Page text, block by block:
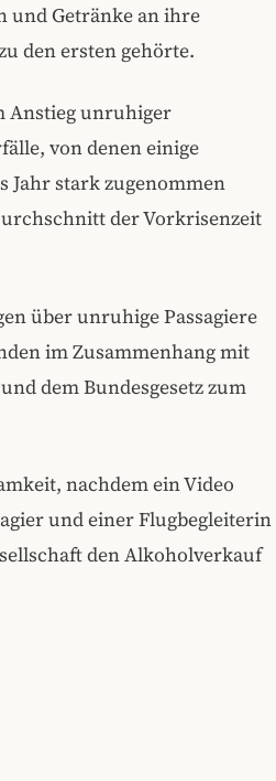
und Getränke an ihre
den ersten gehörte.
Anstieg unruhiger
von denen einige
Jahr stark zugenommen
der Vorkrisenzeit
über unruhige Passagiere
im Zusammenhang mit
dem Bundesgesetz zum
nachdem ein Video
und einer Flugbegleiterin
den Alkoholverkauf